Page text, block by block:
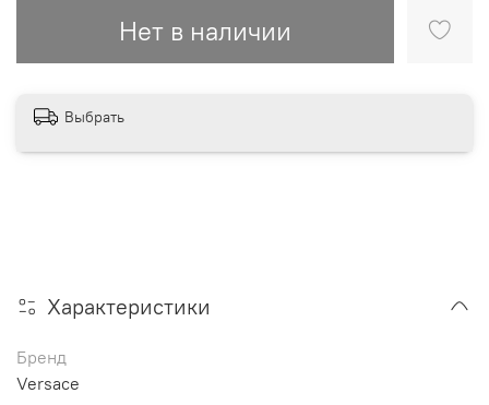
Нет в наличии
Выбрать
Характеристики
Бренд
Versace